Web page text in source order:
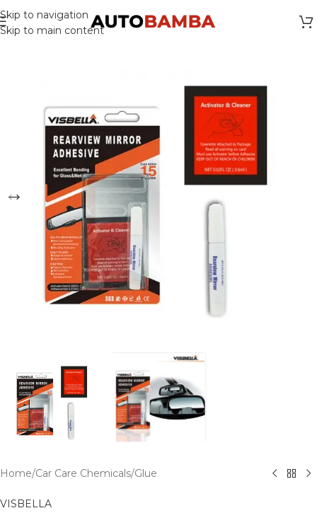
Skip to navigation
Skip to main content
Home/Car Care Chemicals/Glue
VISBELLA